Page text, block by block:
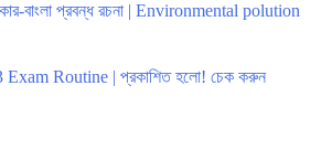
বাংলা প্রবন্ধ রচনা | Environmental polution
Routine | প্রকাশিত হলো! চেক করুন